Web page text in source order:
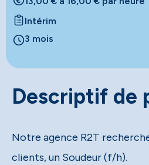
Intérim
3 mois
Descriptif de
Notre agence R2T
clients, un Soudeur (f/h).